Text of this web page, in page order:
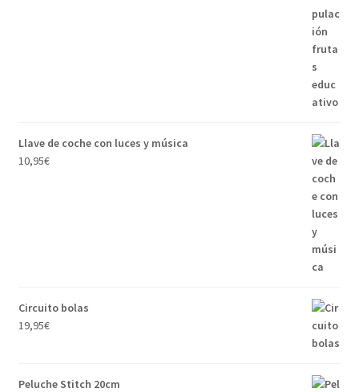
Llave de coche con luces y música
10,95€
Circuito bolas
19,95€
Peluche Stitch 20cm